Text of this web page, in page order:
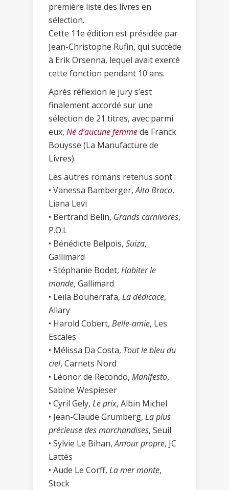
première liste des livres en
sélection.
Cette 11e édition est présidée par
Jean-Christophe Rufin, qui succède
à Erik Orsenna, lequel avait exercé
cette fonction pendant 10 ans.
Après réflexion le jury s’est
finalement accordé sur une
sélection de 21 titres, avec parmi
eux, Né d’aucune femmede Franck
Bouysse (La Manufacture de
Livres).
Les autres romans retenus sont :
• Vanessa Bamberger,Alto Braco,
Liana Levi
• Bertrand Belin, Grands carnivores,
P.O.L
• Bénédicte Belpois, Suiza,
Gallimard
• Stéphanie Bodet, Habiter le
monde, Gallimard
• Leïla Bouherrafa, La dédicace,
Allary
• Harold Cobert, Belle-amie, Les
Escales
• Mélissa Da Costa, Tout le bleu du
ciel, Carnets Nord
• Léonor de Recondo, Manifesto,
Sabine Wespieser
• Cyril Gely, Le prix, Albin Michel
• Jean-Claude Grumberg, La plus
précieuse des marchandises, Seuil
• Sylvie Le Bihan,Amour propre, JC
Lattès
• Aude Le Corff, La mer monte,
Stock